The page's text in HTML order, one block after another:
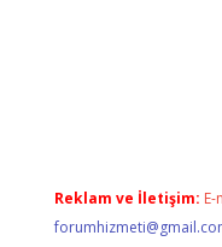
Reklam ve İletişim: E-